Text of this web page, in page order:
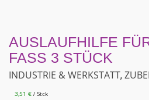
AUSLAUFHILFE
FASS 3 STÜCK
INDUSTRIE & WERKSTATT,
3,51 € / Stck